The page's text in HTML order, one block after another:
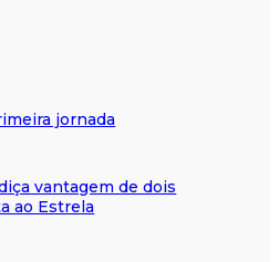
jornada
vantagem de dois
ao Estrela